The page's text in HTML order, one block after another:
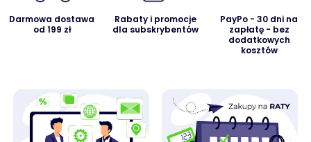
Darmowa dostawa
od 199 zł
Rabaty i promocje
dla subskrybentów
PayPo - 30 dni na
zapłatę - bez
dodatkowych
kosztów